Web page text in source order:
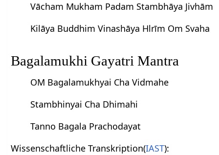
Vācham Mukham Padam Stambhāya Jivhām
Kilāya Buddhim Vinashāya Hlrīm Om Svaha
Bagalamukhi Gayatri Mantra
OM Bagalamukhyai Cha Vidmahe
Stambhinyai Cha Dhimahi
Tanno Bagala Prachodayat
Wissenschaftliche Transkription(IAST):